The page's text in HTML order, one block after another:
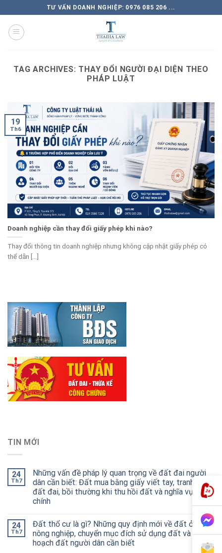
TƯ VẤN DOANH NGHIỆP: 0976 085 206 ...
TAG ARCHIVES: THAY ĐỔI NGƯỜI ĐẠI DIỆN THEO
PHÁP LUẬT
Doanh nghiệp cần thay đổi giấy phép khi nào?
Thay đổi thông tin doanh nghiệp nhưng không cập nhật giấy phép có
thể dẫn [...]
19
Th6
TIN MỚI
24
Th7
Những vấn đề pháp lý quan trọng về đất đai người
dân cần biết: Đất mua bằng giấy viết tay, tranh chấp
đất đai, bồi thường khi thu hồi đất và nghĩa vụ tài
chính
24
Th7
Đất thổ cư là gì? Những quy định mới về đất ở, đất
nông nghiệp, chuyển mục đích sử dụng đất và quy
hoạch đất người dân cần biết